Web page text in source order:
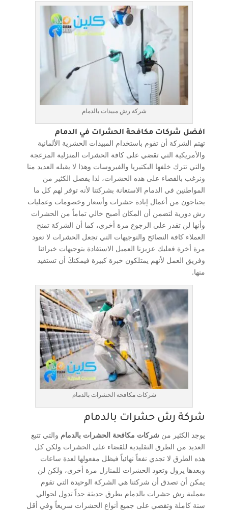
شركة رش مبيدات بالدمام
افضل شركات مكافحة الحشرات في الدمام
تهتم الشركة أن تقوم باستخدام المبيدات الحشرية الألمانية
والأمريكية التي تقضي على كافة الحشرات المنزلية المزعجة
والتي تترك خلفها البكتيريا والفيروسات وهذا لا يقبله العديد منا
ونرغب بالقضاء على هذه الحشرات، لذا يفضل الكثير من
المواطنين في الدمام الاستعانة بشركتنا لأنه توفر لهم كل ما
يحتاجون من أعمال إبادة حشرات وأسعار وخصومات وعمليات
رش دورية لتضمن أن المكان أصبح خالي تماماً من الحشرات
وأنها لن تقدر على الرجوع مرة أخرى، كما أن الشركة تمنح
العملاء كافة النصائح والتوجيهات التي تجعل الحشرات لا تعود
مرة أخرة فعليك عزيزنا العميل الاستفادة بتوجيهات خبرائنا
وفريق العمل لأنهم يمتلكون خبرة كبيرة فيمكنكَ أن تستفيد
منها.
شركات مكافحة الحشرات بالدمام
شركة رش حشرات بالدمام
يوجد الكثير من شركات مكافحة الحشرات بالدمام والتي تتبع
العديد من الطرق التقليدية للقضاء على الحشرات ولكن كل
هذه الطرق لا تجدي نفعاً نهائياً فيظل مفعولها لعدة ساعات
وبعدها يزول وتعود الحشرات للمنازل مرة أخرى، ولكن لن
يمكن أن تصدق أن شركتنا هي الشركة الوحيدة التي تقوم
بعملية رش حشرات بالدمام بطرق حديثة جداً تدول لحوالي
سنة كاملة وتقضي على جميع أنواع الحشرات سريعاً وفي أقل